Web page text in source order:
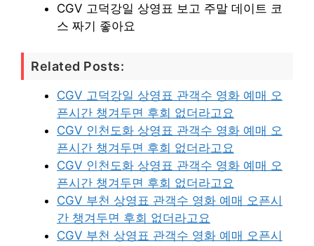
CGV 고덕강일 상영표 보고 주말 데이트 코
스 짜기 좋아요
Related Posts:
CGV 고덕강일 상영표 관객수 영화 예매 오
픈시간 챙겨두면 후회 없더라고요
CGV 인천도화 상영표 관객수 영화 예매 오
픈시간 챙겨두면 후회 없더라고요
CGV 인천도화 상영표 관객수 영화 예매 오
픈시간 챙겨두면 후회 없더라고요
CGV 부천 상영표 관객수 영화 예매 오픈시
간 챙겨두면 후회 없더라고요
CGV 부천 상영표 관객수 영화 예매 오픈시